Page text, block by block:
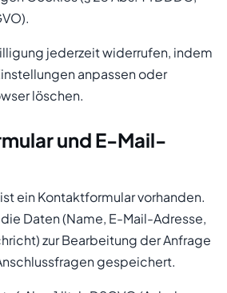
jederzeit widerrufen, indem
anpassen oder
löschen.
und E-Mail-
ein Kontaktformular vorhanden.
Daten (Name, E-Mail-Adresse,
zur Bearbeitung der Anfrage
gespeichert.